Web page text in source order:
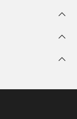
и книги,
най-добре да